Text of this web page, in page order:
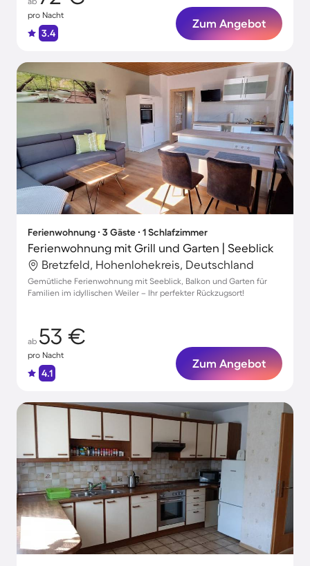
pro Nacht
3.4
Zum Angebot
Ferienwohnung ∙ 3 Gäste ∙ 1 Schlafzimmer
Ferienwohnung mit Grill und Garten | Seeblick
Bretzfeld, Hohenlohekreis, Deutschland
Gemütliche Ferienwohnung mit Seeblick, Balkon und Garten für
Familien im idyllischen Weiler – Ihr perfekter Rückzugsort!
ab 53 €
pro Nacht
4.1
Zum Angebot